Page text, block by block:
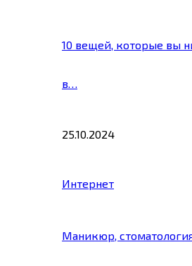
10 вещей, которые вы
в…
25.10.2024
Интернет
Маникюр,